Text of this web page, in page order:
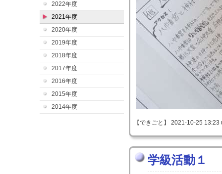
2022年度
2021年度
2020年度
2019年度
2018年度
2017年度
2016年度
2015年度
2014年度
【できごと】 2021-10-25
学級活動１